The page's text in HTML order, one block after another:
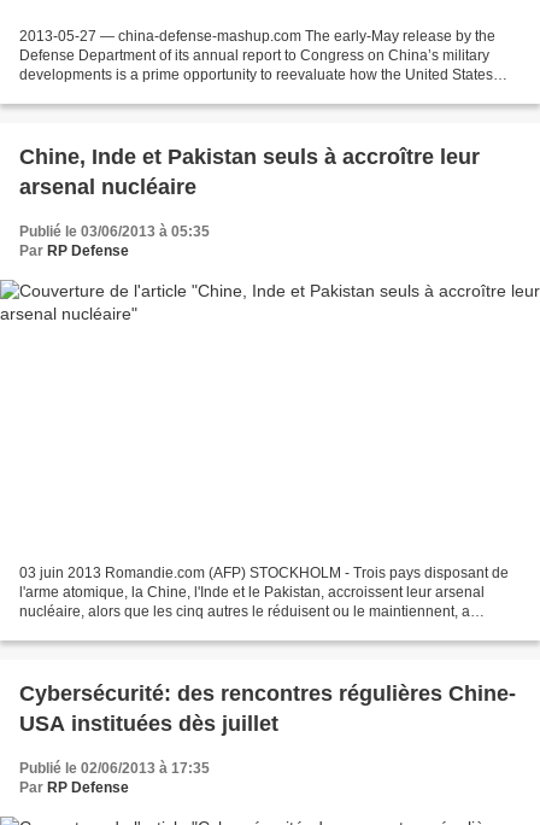
2013-05-27 — china-defense-mashup.com The early-May release by the
Defense Department of its annual report to Congress on China’s military
developments is a prime opportunity to reevaluate how the United States
Chine, Inde et Pakistan seuls à accroître leur
arsenal nucléaire
Publié le 03/06/2013 à 05:35
Par RP Defense
03 juin 2013 Romandie.com (AFP) STOCKHOLM - Trois pays disposant de
l'arme atomique, la Chine, l'Inde et le Pakistan, accroissent leur arsenal
nucléaire, alors que les cinq autres le réduisent ou le maintiennent, a
Cybersécurité: des rencontres régulières Chine-
USA instituées dès juillet
Publié le 02/06/2013 à 17:35
Par RP Defense